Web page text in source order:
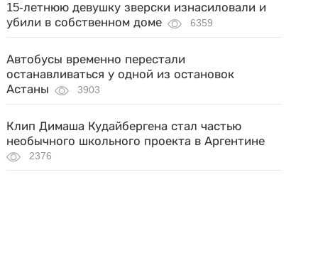
15-летнюю девушку зверски изнасиловали и
убили в собственном доме
6359
Автобусы временно перестали
останавливаться у одной из остановок
Астаны
3903
Клип Димаша Кудайбергена стал частью
необычного школьного проекта в Аргентине
2376